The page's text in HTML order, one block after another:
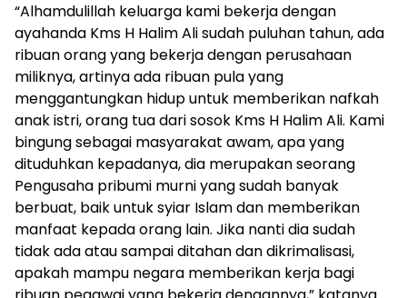
“Alhamdulillah keluarga kami bekerja dengan
ayahanda Kms H Halim Ali sudah puluhan tahun, ada
ribuan orang yang bekerja dengan perusahaan
miliknya, artinya ada ribuan pula yang
menggantungkan hidup untuk memberikan nafkah
anak istri, orang tua dari sosok Kms H Halim Ali. Kami
bingung sebagai masyarakat awam, apa yang
dituduhkan kepadanya, dia merupakan seorang
Pengusaha pribumi murni yang sudah banyak
berbuat, baik untuk syiar Islam dan memberikan
manfaat kepada orang lain. Jika nanti dia sudah
tidak ada atau sampai ditahan dan dikrimalisasi,
apakah mampu negara memberikan kerja bagi